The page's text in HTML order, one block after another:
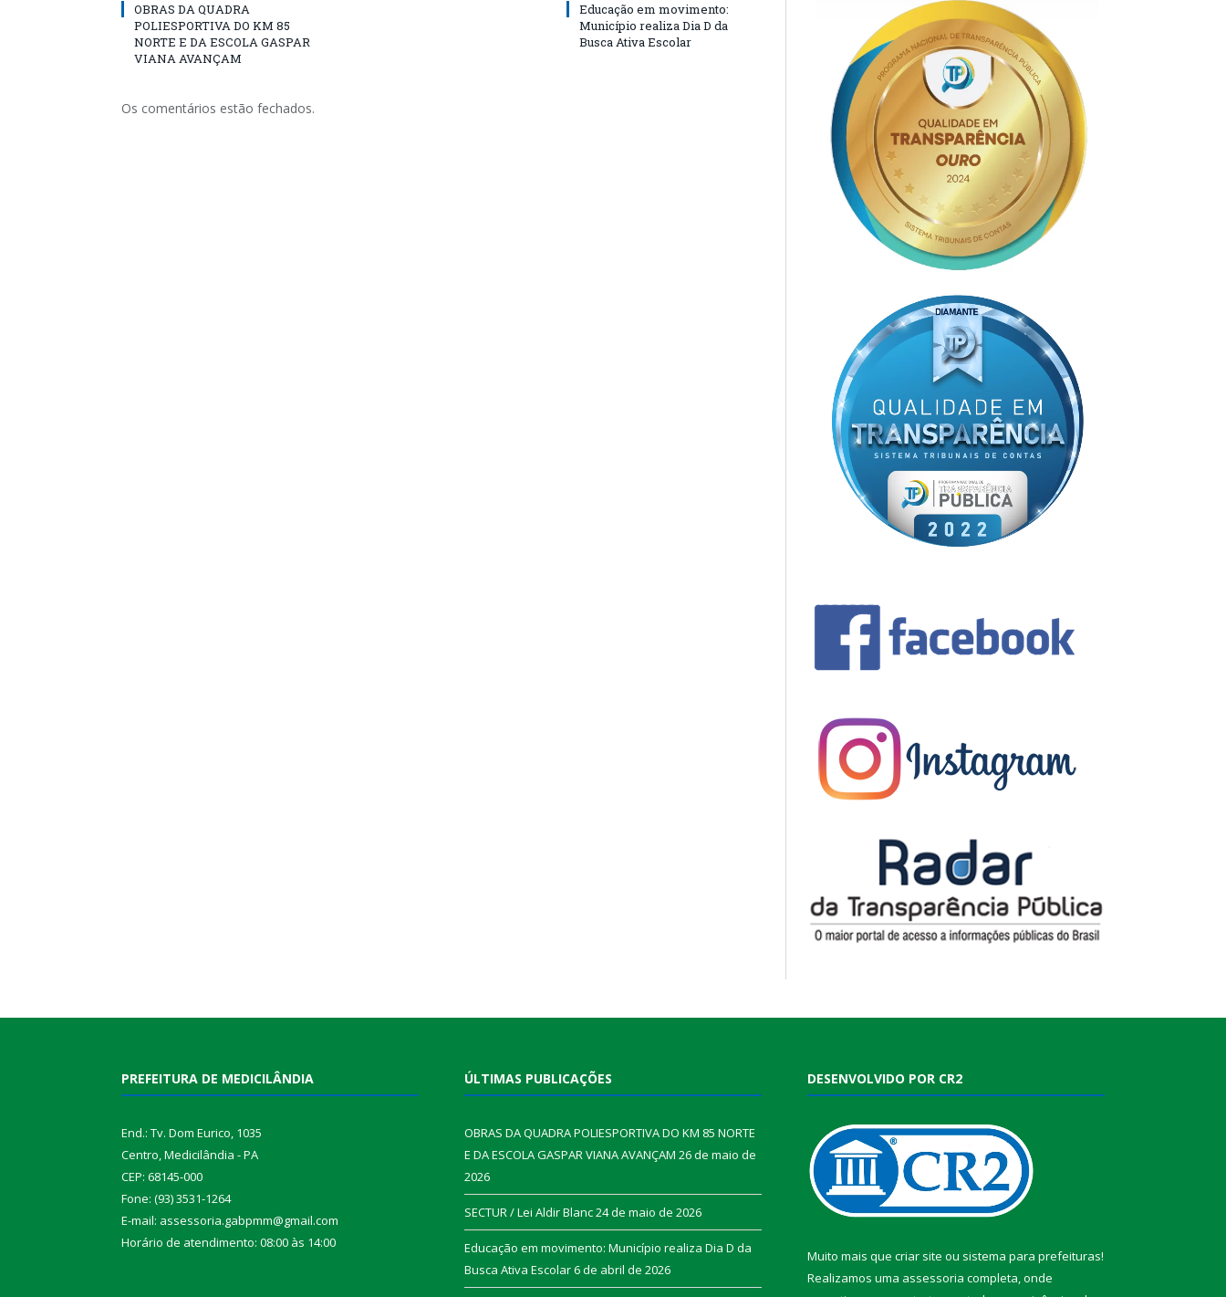
OBRAS DA QUADRA
POLIESPORTIVA DO KM 85
NORTE E DA ESCOLA GASPAR
VIANA AVANÇAM
Educação em movimento:
Município realiza Dia D da
Busca Ativa Escolar
Os comentários estão fechados.
PREFEITURA DE MEDICILÂNDIA
End.: Tv. Dom Eurico, 1035
Centro, Medicilândia - PA
CEP: 68145-000
Fone: (93) 3531-1264
E-mail: assessoria.gabpmm@gmail.com
Horário de atendimento: 08:00 às 14:00
ÚLTIMAS PUBLICAÇÕES
OBRAS DA QUADRA POLIESPORTIVA DO KM 85 NORTE
E DA ESCOLA GASPAR VIANA AVANÇAM 26 de maio de
2026
SECTUR / Lei Aldir Blanc24 de maio de 2026
Educação em movimento: Município realiza Dia D da
Busca Ativa Escolar6 de abril de 2026
DESENVOLVIDO POR CR2
Muito mais que criar site ou sistema para prefeituras!
Realizamos uma assessoria completa, onde